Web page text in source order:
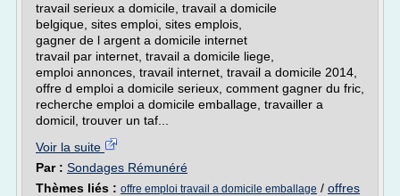
travail serieux a domicile, travail a domicile
belgique, sites emploi, sites emplois,
gagner de l argent a domicile internet
travail par internet, travail a domicile liege,
emploi annonces, travail internet, travail a domicile 2014,
offre d emploi a domicile serieux, comment gagner du fric,
recherche emploi a domicile emballage, travailler a
domicil, trouver un taf...
Voir la suite
Par : Sondages Rémunéré
Thèmes liés : offre emploi travail a domicile emballage / offres